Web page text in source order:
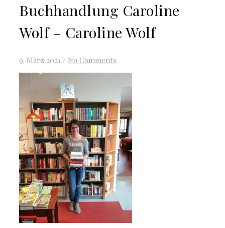
Buchhandlung Caroline
Wolf – Caroline Wolf
9. März 2021 / No Comments